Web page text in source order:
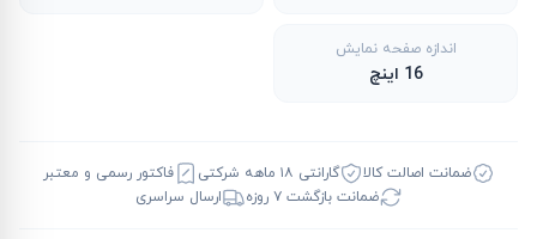
اندازه صفحه نمایش
16 اینچ
ضمانت اصالت کالا گارانتی ۱۸ ماهه شرکتی
فاکتور رسمی و معتبر
ضمانت بازگشت ۷ روزه
ارسال سراسری